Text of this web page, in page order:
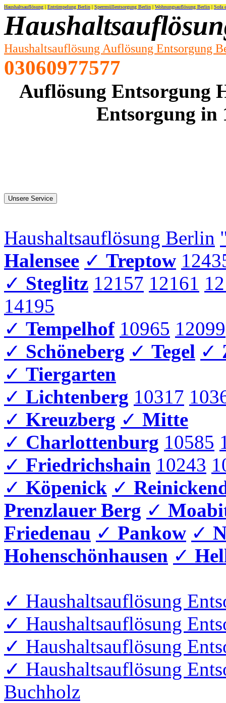
Haushaltsauflösung | Entrümpelung Berlin | Sperrmüllentsorgung Berlin | Wohnungsauflösung Berlin | Sofa
Haushaltsauflösung Auflösung Entsorgung
03060977577
Auflösung Entsorgung
Entsorgung in
Unsere Service
Haushaltsauflösung Berlin
Halensee ✓ Treptow
✓ Steglitz 12157 12161
14195
✓ Tempelhof 10965 12099
✓ Schöneberg ✓ Tegel ✓
✓ Tiergarten
✓ Lichtenberg 10317
✓ Kreuzberg ✓ Mitte
✓ Charlottenburg 10585
✓ Friedrichshain 10243
✓ Köpenick ✓
Prenzlauer Berg ✓
Friedenau ✓ Pankow ✓
Hohenschönhausen ✓
✓ Haushaltsauflösung
✓ Haushaltsauflösung
✓ Haushaltsauflösung
✓ Haushaltsauflösung
Buchholz